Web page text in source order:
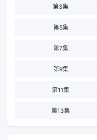
第3集
第5集
第7集
第9集
第11集
第13集